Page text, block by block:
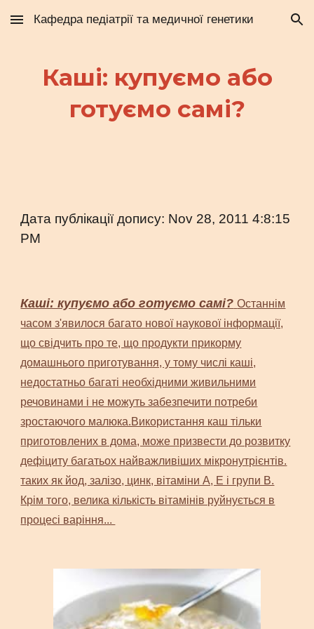
Skip to main content Skip to navigation
Кафедра педіатрії та медичної генетики
Каші: купуємо або
готуємо самі?
Дата публікації допису: Nov 28, 2011 4:8:15
PM
Каші: купуємо або готуємо самі? Останнім
часом з'явилося багато нової наукової інформації,
що свідчить про те, що продукти прикорму
домашнього приготування, у тому числі каші,
недостатньо багаті необхідними живильними
речовинами і не можуть забезпечити потреби
зростаючого малюка.Використання каш тільки
приготовлених в дома, може призвести до розвитку
дефіциту багатьох найважливіших мікронутрієнтів.
таких як йод, залізо, цинк, вітаміни А, Е і групи В.
Крім того, велика кількість вітамінів руйнується в
процесі варіння...